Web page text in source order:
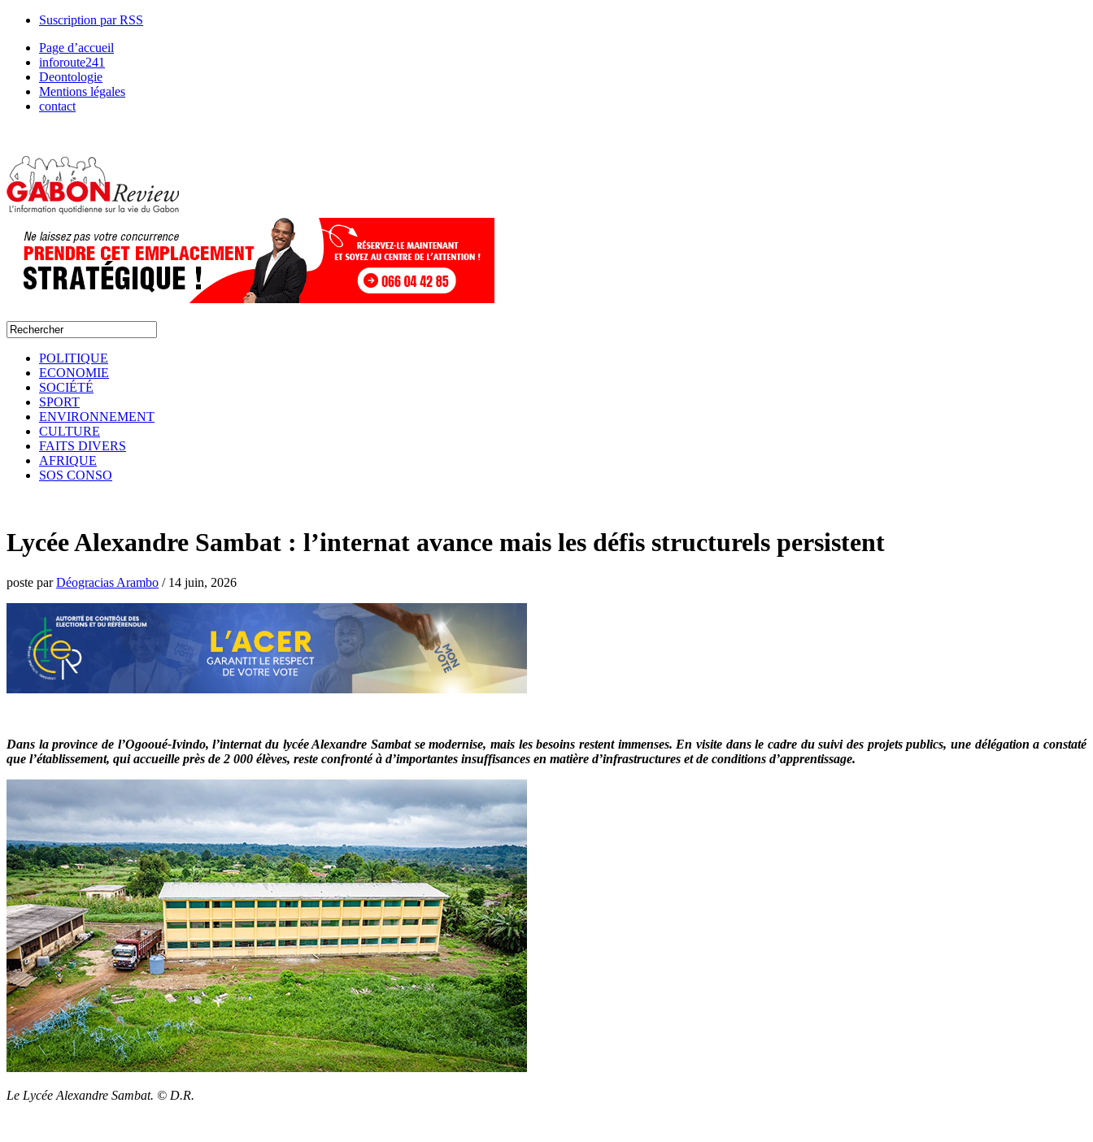
Suscription par RSS
Page d’accueil
inforoute241
Deontologie
Mentions légales
contact
POLITIQUE
ECONOMIE
SOCIÉTÉ
SPORT
ENVIRONNEMENT
CULTURE
FAITS DIVERS
AFRIQUE
SOS CONSO
Lycée Alexandre Sambat : l’internat avance mais les défis structurels persistent
poste parDéogracias Arambo / 14 juin, 2026
Dans la province de l’Ogooué-Ivindo, l’internat du lycée Alexandre Sambat se modernise, mais les besoins restent immenses. En visite dans le cadre du suivi des projets publics, une délégation a constaté
que l’établissement, qui accueille près de 2 000 élèves, reste confronté à d’importantes insuffisances en matière d’infrastructures et de conditions d’apprentissage.
Le Lycée Alexandre Sambat. © D.R.